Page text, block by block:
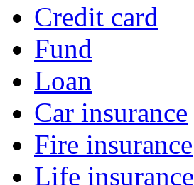
Credit card
Fund
Loan
Car insurance
Fire insurance
Life insurance